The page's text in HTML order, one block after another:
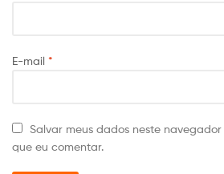
E-mail *
Salvar meus dados neste
que eu comentar.